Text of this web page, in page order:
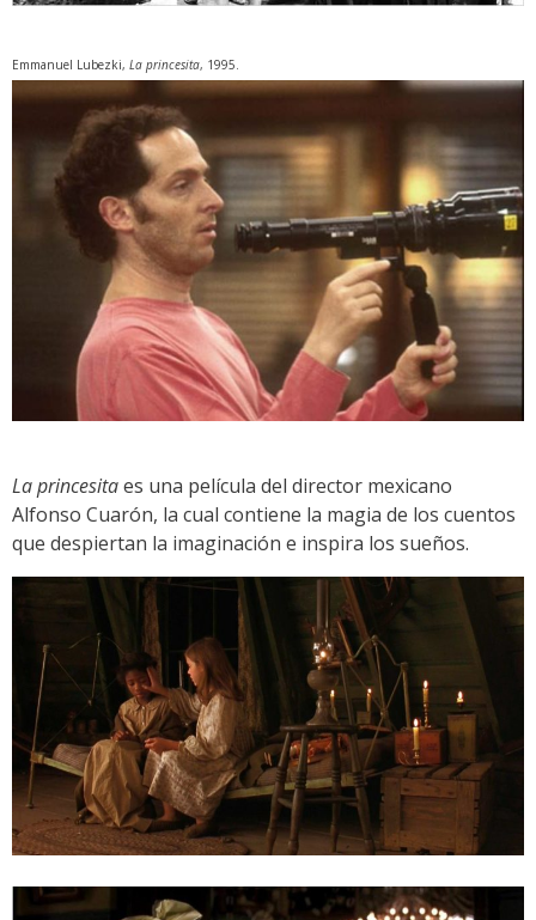
Emmanuel Lubezki, La princesita, 1995.
La princesitaes una película del director mexicano
Alfonso Cuarón, la cual contiene la magia de los cuentos
que despiertan la imaginación e inspira los sueños.